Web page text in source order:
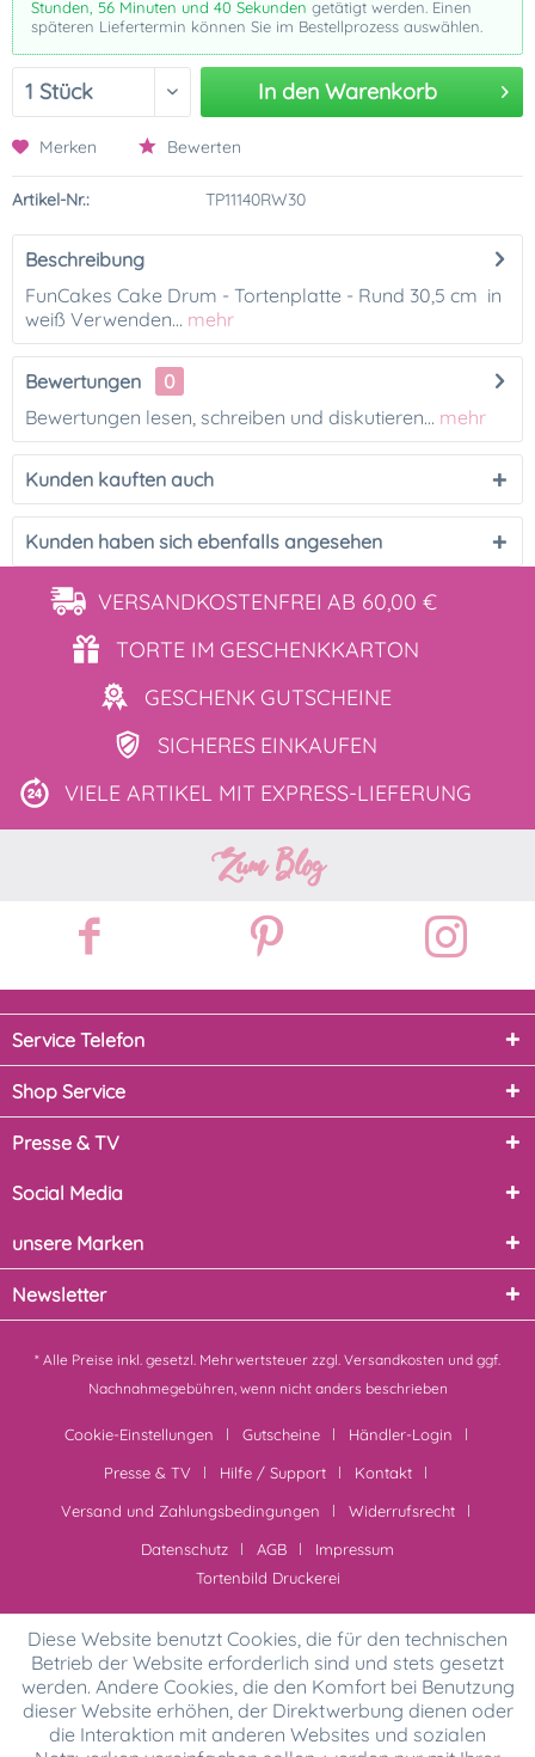
Stunden, 56 Minuten und 39 Sekunden getätigt werden. Einen
späteren Liefertermin können Sie im Bestellprozess auswählen.
In den Warenkorb
Merken Bewerten
Artikel-Nr.: TP11140RW30
Beschreibung
FunCakes Cake Drum - Tortenplatte - Rund 30,5 cm in
weiß Verwenden... mehr
Bewertungen
0
Bewertungen lesen, schreiben und diskutieren... mehr
Kunden kauften auch
Kunden haben sich ebenfalls angesehen
VERSANDKOSTENFREI AB 60,00 €
TORTE IM GESCHENKKARTON
GESCHENK GUTSCHEINE
SICHERES EINKAUFEN
VIELE ARTIKEL MIT EXPRESS-LIEFERUNG
Zum Blog
Service Telefon
Shop Service
Presse & TV
Social Media
unsere Marken
Newsletter
* Alle Preise inkl. gesetzl. Mehrwertsteuer zzgl. Versandkosten und ggf.
Nachnahmegebühren, wenn nicht anders beschrieben
Cookie-Einstellungen Gutscheine
Händler-Login
Presse & TV
Hilfe / Support
Kontakt
Versand und Zahlungsbedingungen
Widerrufsrecht
Datenschutz
AGB
Impressum
Tortenbild Druckerei
Diese Website benutzt Cookies, die für den technischen
Betrieb der Website erforderlich sind und stets gesetzt
werden. Andere Cookies, die den Komfort bei Benutzung
dieser Website erhöhen, der Direktwerbung dienen oder
die Interaktion mit anderen Websites und sozialen